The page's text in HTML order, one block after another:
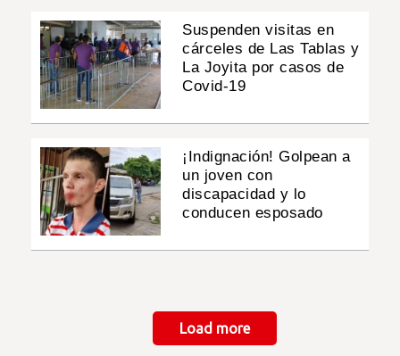
Suspenden visitas en
cárceles de Las Tablas y
La Joyita por casos de
Covid-19
¡Indignación! Golpean a
un joven con
discapacidad y lo
conducen esposado
Load more